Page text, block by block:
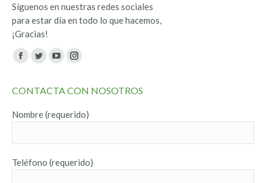
Síguenos en nuestras redes sociales
para estar día en todo lo que hacemos,
¡Gracias!
Encuéntranos en:
Facebook
opens
new
Twitter
opens
new
YouTube
opens
new
Instagram
opens
new
CONTACTA CON NOSOTROS
Nombre (requerido)
Teléfono (requerido)